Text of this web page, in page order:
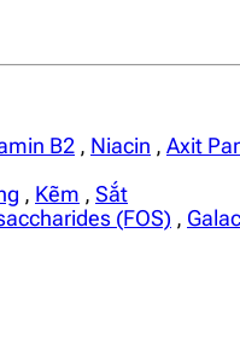
B2 , Niacin , Axit
, Kẽm , Sắt
(FOS) ,